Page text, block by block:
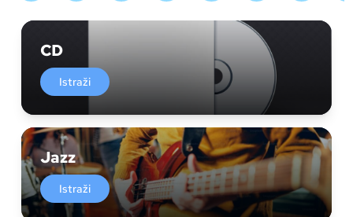
CD
Istraži
Jazz
Istraži